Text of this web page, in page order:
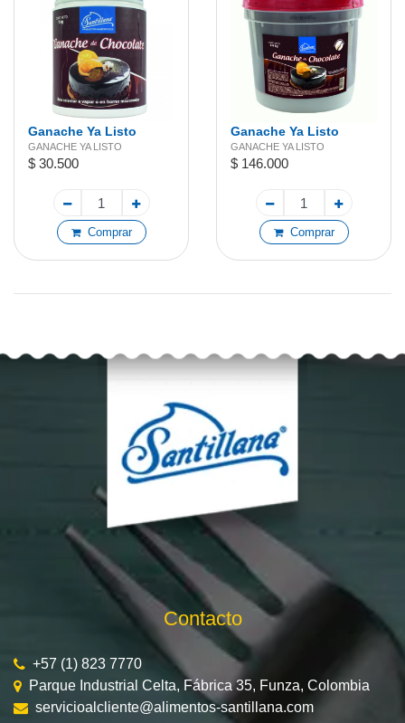
Ganache Ya Listo
Negro 1 kg
GANACHE YA LISTO
$ 30.500
Comprar
Ganache Ya Listo
Blanco 4,9 kg
GANACHE YA LISTO
$ 146.000
Comprar
Contacto
+57 (1) 823 7770
Parque Industrial Celta, Fábrica 35, Funza, Colombia
servicioalcliente@alimentos-santillana.com